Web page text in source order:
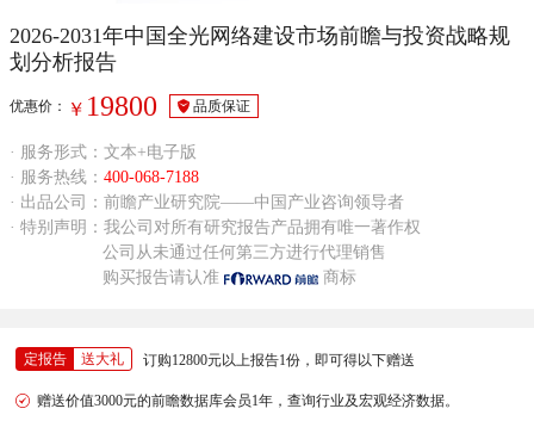
2026-2031年中国全光网络建设市场前瞻与投资战略规
划分析报告
优惠价： ￥ 19800 品质保证
· 服务形式：文本+电子版
· 服务热线： 400-068-7188
· 出品公司：前瞻产业研究院——中国产业咨询领导者
· 特别声明：我公司对所有研究报告产品拥有唯一著作权
公司从未通过任何第三方进行代理销售
购买报告请认准
商标
定报告 送大礼 订购12800元以上报告1份，即可得以下赠送
赠送价值3000元的前瞻数据库会员1年，查询行业及宏观经济数据。